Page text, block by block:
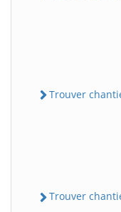
Trouver
Trouver